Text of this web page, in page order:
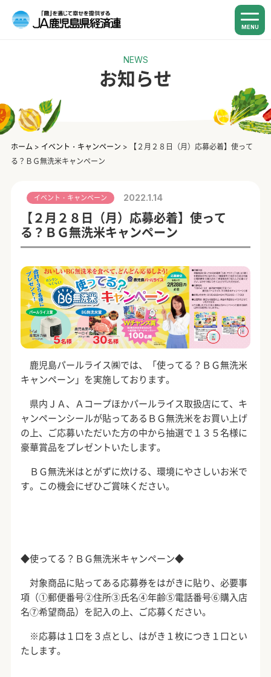
MENU
NEWS
お知らせ
ホーム > イベント・キャンペーン >
【２月２８日（月）応募必着】使って
る？ＢＧ無洗米キャンペーン
イベント・キャンペーン 2022.1.14
【２月２８日（月）応募必着】使って
る？ＢＧ無洗米キャンペーン
鹿児島パールライス㈱では、「使ってる？ＢＧ無洗米
キャンペーン」を実施しております。
県内ＪＡ、Ａコープほかパールライス取扱店にて、キ
ャンペーンシールが貼ってあるＢＧ無洗米をお買い上げ
の上、ご応募いただいた方の中から抽選で１３５名様に
豪華賞品をプレゼントいたします。
ＢＧ無洗米はとがずに炊ける、環境にやさしいお米で
す。この機会にぜひご賞味ください。
◆使ってる？ＢＧ無洗米キャンペーン◆
対象商品に貼ってある応募券をはがきに貼り、必要事
項（①郵便番号②住所③氏名④年齢⑤電話番号⑥購入店
名⑦希望商品）を記入の上、ご応募ください。
※応募は１口を３点とし、はがき１枚につき１口とい
たします。